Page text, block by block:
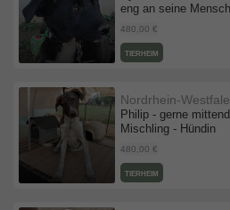
eng an seine
Mischling - Rüde
480,00 €
TIERHEIM
Philip - gerne
Mischling - Hündin
Nordrhein-
480,00 €
TIERHEIM